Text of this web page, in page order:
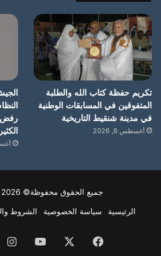
تكريم حفظة كتاب الله والطلبة
المتفوقين في المسابقات الوطنية
في مدينة شنقيط التاريخية
أغسطس 8, 2026
رفض
الكثير
جميع الحقوق محفوظة© 2026 وكالة التواصل
الرئيسية
سياسة الخصوصية الشروط
فيسبوك يوتيوب